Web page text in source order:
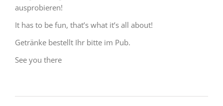
ausprobieren!
It has to be fun, that’s what it’s all about!
Getränke bestellt Ihr bitte im Pub.
See you there